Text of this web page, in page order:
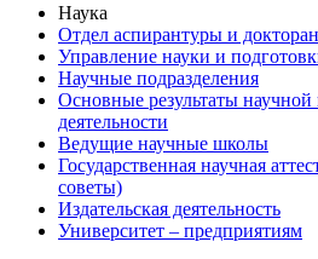
Наука
Отдел аспирантуры и
Управление науки и
Научные подразделения
Основные результаты
деятельности
Ведущие научные школы
Государственная научная
советы)
Издательская деятельность
Университет – предприятиям